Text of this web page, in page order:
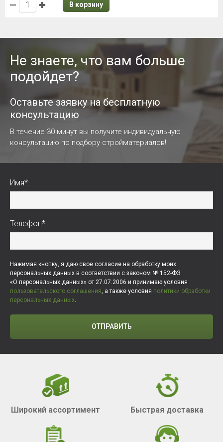
В корзину
Не знаете, что вам больше
подойдет?
Оставьте заявку на бесплатную
консультацию
В течение 30 минут вы получите индивидуальную
консультацию по подбору стройматериалов!
Имя*:
Телефон*:
Нажимая кнопку, я даю свое согласие на обработку моих
персональных данных в соответствии с законом № 152-ФЗ
«О персональных данных» от 27.07.2006 и принимаю условия
пользовательского соглашения, а также условия политики обработки
персональных данных.
ОТПРАВИТЬ
Широкий ассортимент Быстрая доставка